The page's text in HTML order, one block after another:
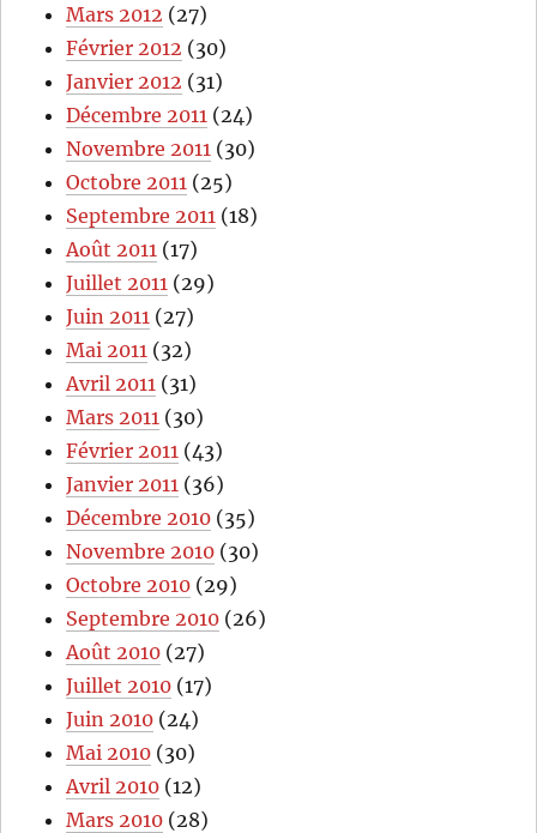
Mars 2012 (27)
Février 2012 (30)
Janvier 2012 (31)
Décembre 2011 (24)
Novembre 2011 (30)
Octobre 2011 (25)
Septembre 2011 (18)
Août 2011 (17)
Juillet 2011 (29)
Juin 2011 (27)
Mai 2011 (32)
Avril 2011 (31)
Mars 2011 (30)
Février 2011 (43)
Janvier 2011 (36)
Décembre 2010 (35)
Novembre 2010 (30)
Octobre 2010 (29)
Septembre 2010 (26)
Août 2010 (27)
Juillet 2010 (17)
Juin 2010 (24)
Mai 2010 (30)
Avril 2010 (12)
Mars 2010 (28)